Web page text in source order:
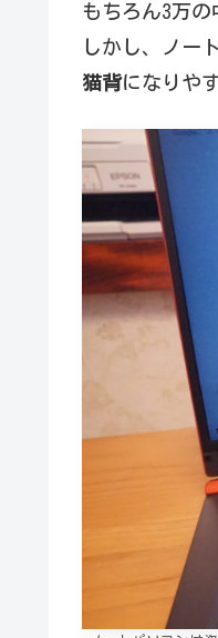
もちろん3万の
しかし、ノー
猫背になりや